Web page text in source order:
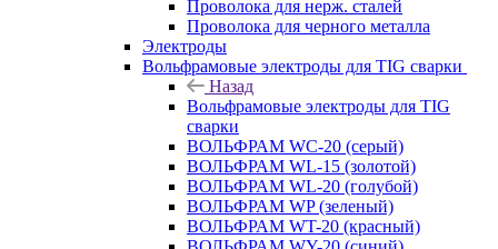
Проволока для нерж. сталей
Проволока для черного металла
Электроды
Вольфрамовые электроды для TIG сварки
Назад
Вольфрамовые электроды для TIG
сварки
ВОЛЬФРАМ WC-20 (серый)
ВОЛЬФРАМ WL-15 (золотой)
ВОЛЬФРАМ WL-20 (голубой)
ВОЛЬФРАМ WP (зеленый)
ВОЛЬФРАМ WT-20 (красный)